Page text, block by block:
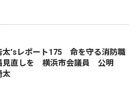
太'sレポート175 命を守る消防職
見直しを 横浜市会議員 公明